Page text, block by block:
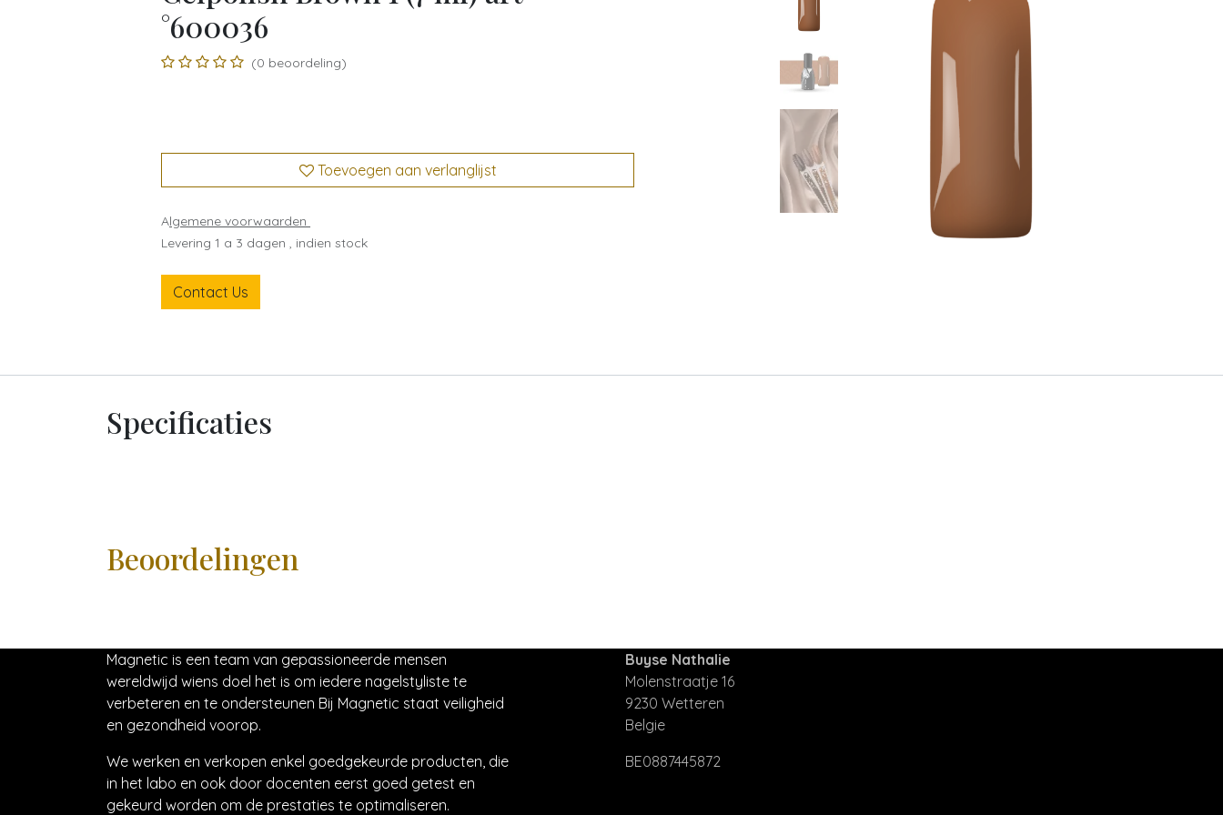
°600036
(0 beoordeling)
Toevoegen aan verlanglijst
Algemene voorwaarden
Levering 1 a 3 dagen , indien stock
Contact Us
Specificaties
Beoordelingen
Magnetic is een team van gepassioneerde mensen
wereldwijd wiens doel het is om iedere nagelstyliste te
verbeteren en te ondersteunen Bij Magnetic staat veiligheid
en gezondheid voorop.
We werken en verkopen enkel goedgekeurde producten, die
in het labo en ook door docenten eerst goed getest en
gekeurd worden om de prestaties te optimaliseren.
Buyse Nathalie
Molenstraatje 16
9230 Wetteren
Belgie
BE0887445872